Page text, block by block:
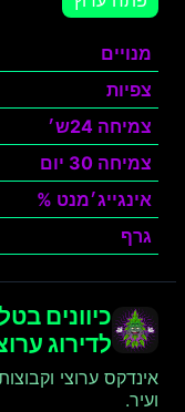
מנויים
צפיות
צמיחה 24ש׳
צמיחה 30 יום
אינגייג׳מנט %
גרף
כיוונים
לדירוג
אינדקס ערוצי
ועיר.